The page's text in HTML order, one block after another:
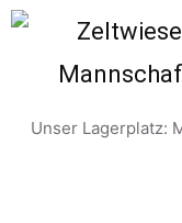
Unser Lagerplatz: